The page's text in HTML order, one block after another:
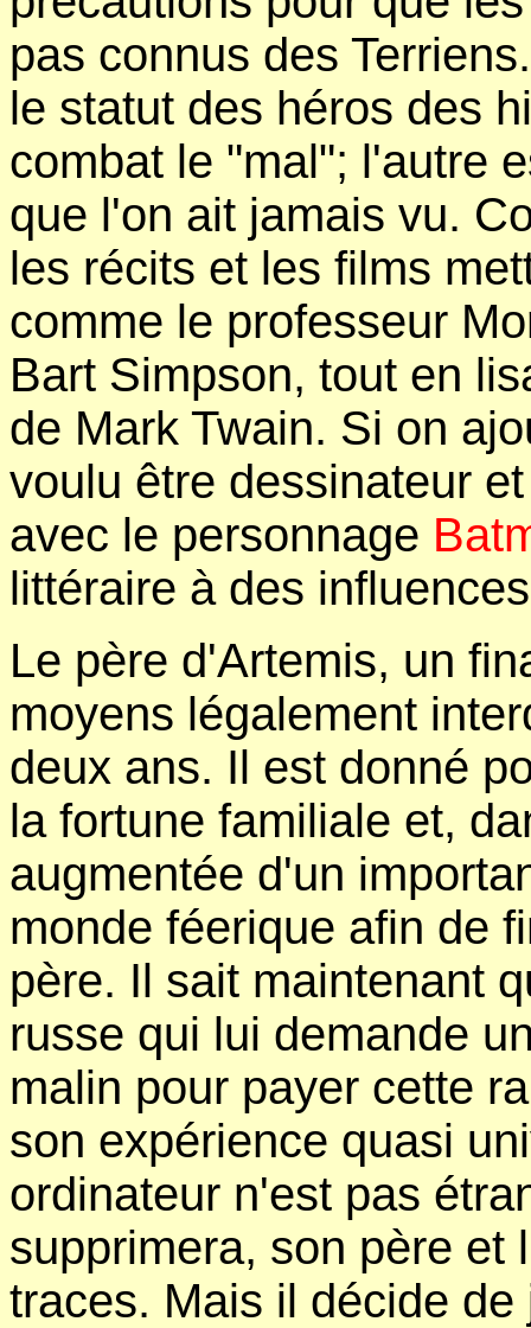
pas connus des
le statut des héros des
combat le "mal"; l'autre
que l'on ait jamais vu.
les récits et les films
comme le professeur
Bart Simpson, tout en
de Mark Twain. Si on
voulu être dessinateur
avec le personnage
littéraire à des
Le père d'Artemis, un
moyens légalement
deux ans. Il est donné
la fortune familiale et,
augmentée d'un
monde féerique afin de
père. Il sait maintenant
russe qui lui demande
malin pour payer cette
son expérience quasi
ordinateur n'est pas
supprimera, son père et
traces. Mais il décide